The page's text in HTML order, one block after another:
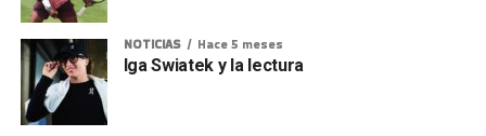
NOTICIAS Hace 5 meses
Iga Swiatek y la lectura